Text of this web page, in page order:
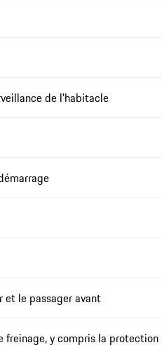
de l'habitacle
et le passager avant
freinage, y compris la protection